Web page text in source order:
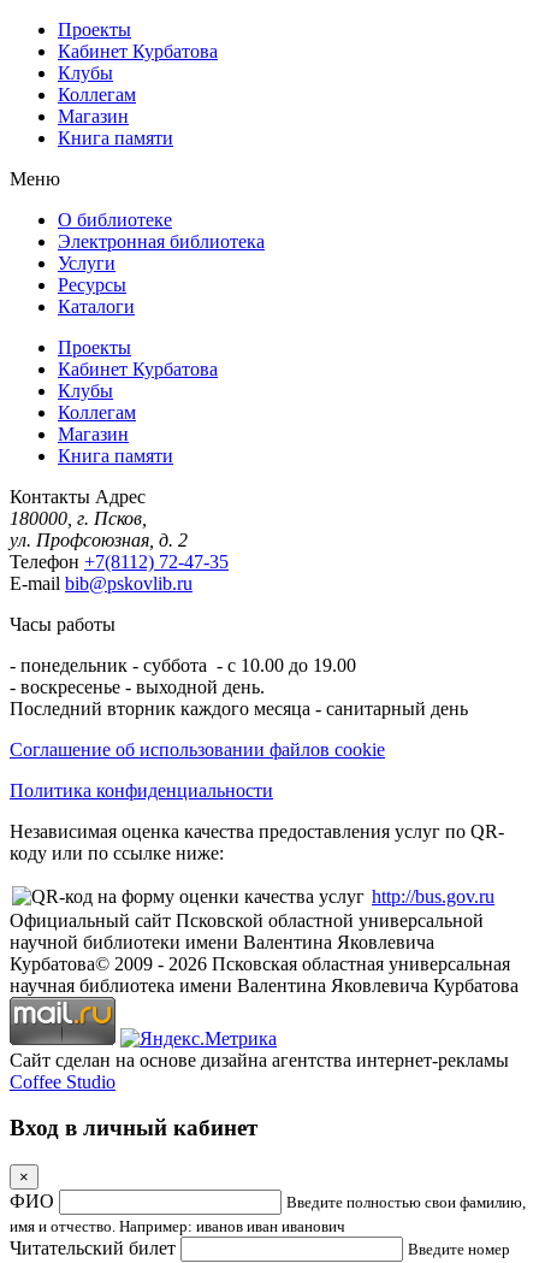
Проекты
Кабинет Курбатова
Клубы
Коллегам
Магазин
Книга памяти
Меню
О библиотеке
Электронная библиотека
Услуги
Ресурсы
Каталоги
Проекты
Кабинет Курбатова
Клубы
Коллегам
Магазин
Книга памяти
Контакты Адрес
180000, г. Псков,
ул. Профсоюзная, д. 2
Телефон +7(8112) 72-47-35
E-mail bib@pskovlib.ru
Часы работы
- понедельник - суббота - с 10.00 до 19.00
- воскресенье - выходной день.
Последний вторник каждого месяца - санитарный день
Соглашение об использовании файлов cookie
Политика конфиденциальности
Независимая оценка качества предоставления услуг по QR-
коду или по ссылке ниже:
http://bus.gov.ru
Официальный сайт Псковской областной универсальной
научной библиотеки имени Валентина Яковлевича
Курбатова© 2009 - 2026 Псковская областная универсальная
научная библиотека имени Валентина Яковлевича Курбатова
Сайт сделан на основе дизайна агентства интернет-рекламы
Coffee Studio
Вход в личный кабинет
×
ФИО
Введите полностью свои фамилию,
имя и отчество. Например: иванов иван иванович
Читательский билет
Введите номер